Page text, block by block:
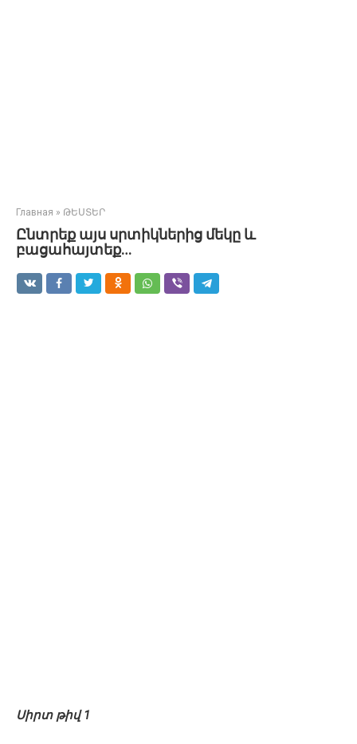
Главная » ԹԵՍՏԵՐ
Ընտրեք այս սրտիկներից մեկը և
բացահայտեք…
Սիրտ թիվ 1